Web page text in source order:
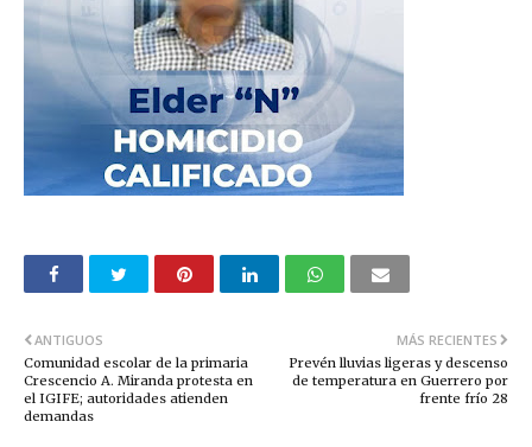
MÁS RECIENTES
Prevén lluvias ligeras y descenso
de temperatura en Guerrero por
frente frío 28
ANTIGUOS
Comunidad escolar de la primaria
Crescencio A. Miranda protesta en
el IGIFE; autoridades atienden
demandas